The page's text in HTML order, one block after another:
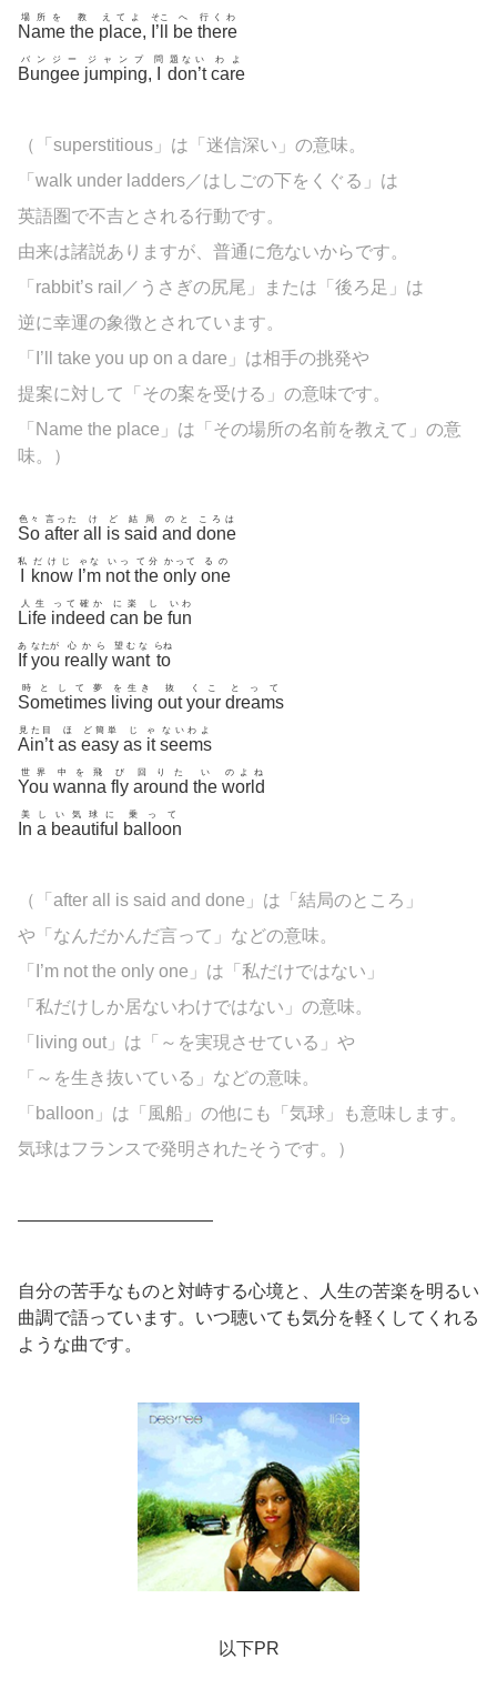
Name
場所を
the
教
place
えてよ
, I’ll
そこ
be
へ
there
行くわ
Bungee
バンジー
jumping
ジャンプ
,
問
don’t
題ない
care
わよ
（「 superstitious」は「迷信深い」の意味。
「walk under ladders／はしごの下をくぐる」は
英語圏で不吉とされる行動です。
由来は諸説ありますが、普通に危ないからです。
「rabbit’s rail／うさぎの尻尾」または「後ろ足」は
逆に幸運の象徴とされています。
「I’ll take you up on a dare」は相手の挑発や
提案に対して「その案を受ける」の意味です。
「Name the place」は「その場所の名前を教えて」の意
味。）
So
色々
after
言った
all
け
is
ど
said
結局
and
のと
done
ころは
私
know
だけじ
I’m
ゃな
not
いっ
the
て分
only
かって
one
るの
Life
人生
indeed
って確か
can
に楽
be
し
fun
いわ
If
あ
you
なたが
really
心から
want
望むな
to
らね
Sometimes
時として夢
living
を生き
out
抜
your
くこ
dreams
とって
Ain’t
見た目
as
ほ
easy
ど簡単
as
じ
it
ゃ
seems
ないわよ
You
世界
wanna
中を飛
fly
び
around
回りた
the
い
world
のよね
In
美
a
し
beautiful
い気球に
balloon
乗って
（「after all is said and done」は「結局のところ」
や「なんだかんだ言って」などの意味。
「I’m not the only one」は「私だけではない」
「私だけしか居ないわけではない」の意味。
「living out」は「～を実現させている」や
「～を生き抜いている」などの意味。
「balloon」は「風船」の他にも「気球」も意味します。
気球はフランスで発明されたそうです。）
———————————
自分の苦手なものと対峙する心境と、人生の苦楽を明るい
曲調で語っています。いつ聴いても気分を軽くしてくれる
ような曲です。
以下PR